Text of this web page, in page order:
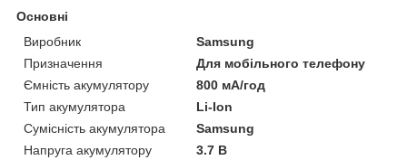
Основні
Виробник
Samsung
Призначення
Для мобільного телефону
Ємність акумулятору
800 мА/год
Тип акумулятора
Li-Ion
Сумісність акумулятора
Samsung
Напруга акумулятору
3.7 В